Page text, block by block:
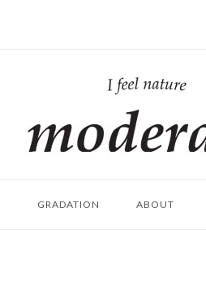
ム
GRADATION ABOUT